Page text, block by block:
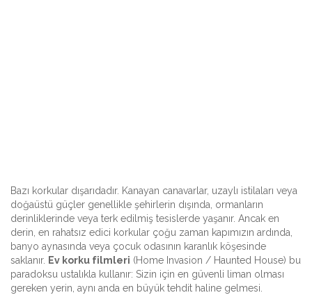
Bazı korkular dışarıdadır. Kanayan canavarlar, uzaylı istilaları veya
doğaüstü güçler genellikle şehirlerin dışında, ormanların
derinliklerinde veya terk edilmiş tesislerde yaşanır. Ancak en
derin, en rahatsız edici korkular çoğu zaman kapımızın ardında,
banyo aynasında veya çocuk odasının karanlık köşesinde
saklanır. Ev korku filmleri (Home Invasion / Haunted House) bu
paradoksu ustalıkla kullanır: Sizin için en güvenli liman olması
gereken yerin, aynı anda en büyük tehdit haline gelmesi.